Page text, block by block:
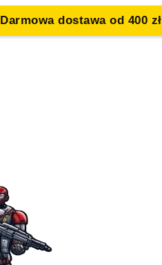
Darmowa dostawa od 400 zł